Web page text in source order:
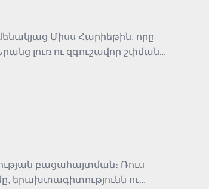
Միսս Հարիեթին, որը
լուռ ու զգուշավոր շփման
բացահայտման։ Ռուս
երախտագիտությունն ու